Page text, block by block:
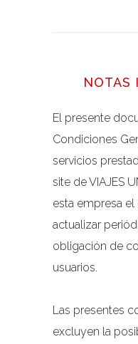
NOTAS
El presente
Condiciones
servicios
site de VIAJES
esta empresa
actualizar
obligación de
usuarios.
Las presentes
excluyen la